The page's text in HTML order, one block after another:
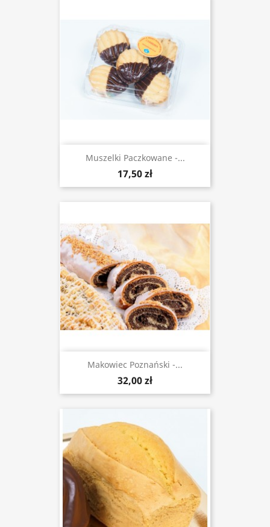
Muszelki Paczkowane -...
17,50 zł
Makowiec Poznański -...
32,00 zł